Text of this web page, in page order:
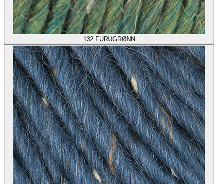
132 FURUGRØNN